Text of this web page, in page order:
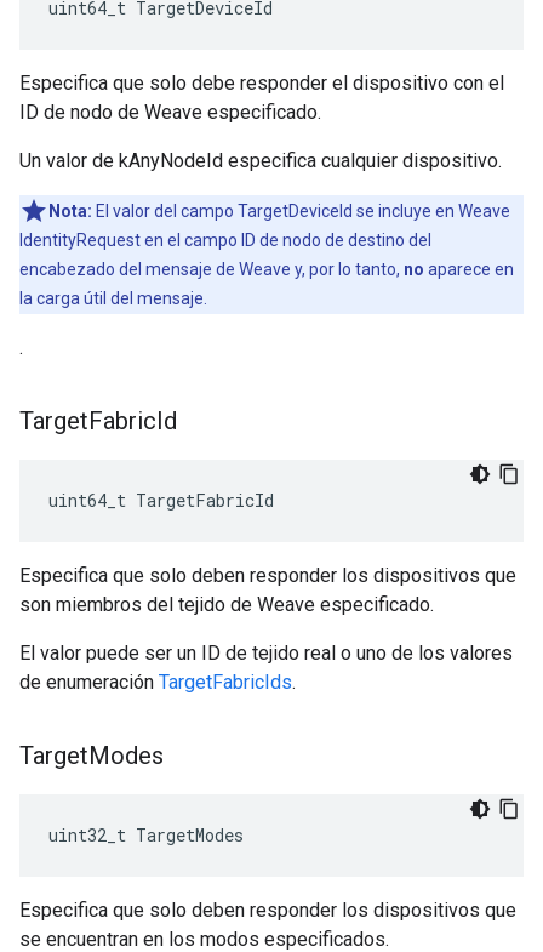
uint64_t TargetDeviceId
Especifica que solo debe responder el dispositivo con el
ID de nodo de Weave especificado.
Un valor de kAnyNodeId especifica cualquier dispositivo.
Nota: El valor del campo TargetDeviceId se incluye en Weave
IdentityRequest en el campo ID de nodo de destino del
encabezado del mensaje de Weave y, por lo tanto, no aparece en
la carga útil del mensaje.
.
TargetFabricId
uint64_t TargetFabricId
Especifica que solo deben responder los dispositivos que
son miembros del tejido de Weave especificado.
El valor puede ser un ID de tejido real o uno de los valores
de enumeración TargetFabricIds.
TargetModes
uint32_t TargetModes
Especifica que solo deben responder los dispositivos que
se encuentran en los modos especificados.